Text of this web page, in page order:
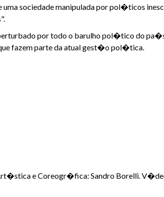
sociedade manipulada por pol�ticos
por todo o barulho pol�tico do
fazem parte da atual gest�o pol�tica.
e Coreogr�fica: Sandro Borelli.